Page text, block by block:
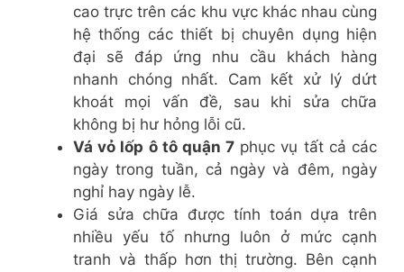
cao trực trên các khu vực khác nhau cùng
hệ thống các thiết bị chuyên dụng hiện
đại sẽ đáp ứng nhu cầu khách hàng
nhanh chóng nhất. Cam kết xử lý dứt
khoát mọi vấn đề, sau khi sửa chữa
không bị hư hỏng lỗi cũ.
Vá vỏ lốp ô tô quận 7 phục vụ tất cả các
ngày trong tuần, cả ngày và đêm, ngày
nghỉ hay ngày lễ.
Giá sửa chữa được tính toán dựa trên
nhiều yếu tố nhưng luôn ở mức cạnh
tranh và thấp hơn thị trường. Bên cạnh